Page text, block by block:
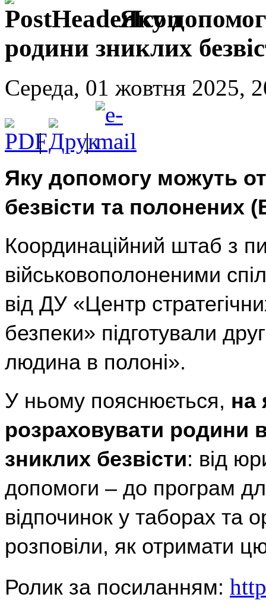
Яку
родини зниклих
Середа, 01 жовтня 2025,
| |
Яку допомогу можуть
безвісти та полонених
Координаційний штаб з
військовополоненими
від ДУ «Центр
безпеки» підготували
людина в полоні».
У ньому пояснюється, на
розраховувати родини
зниклих безвісти: від
допомоги – до програм
відпочинок у таборах та
розповіли, як отримати
Ролик за посиланням: